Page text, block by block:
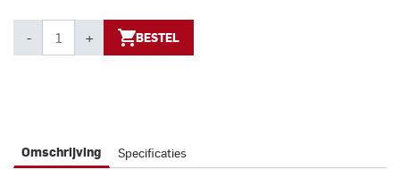
- + BESTEL
Omschrijving Specificaties